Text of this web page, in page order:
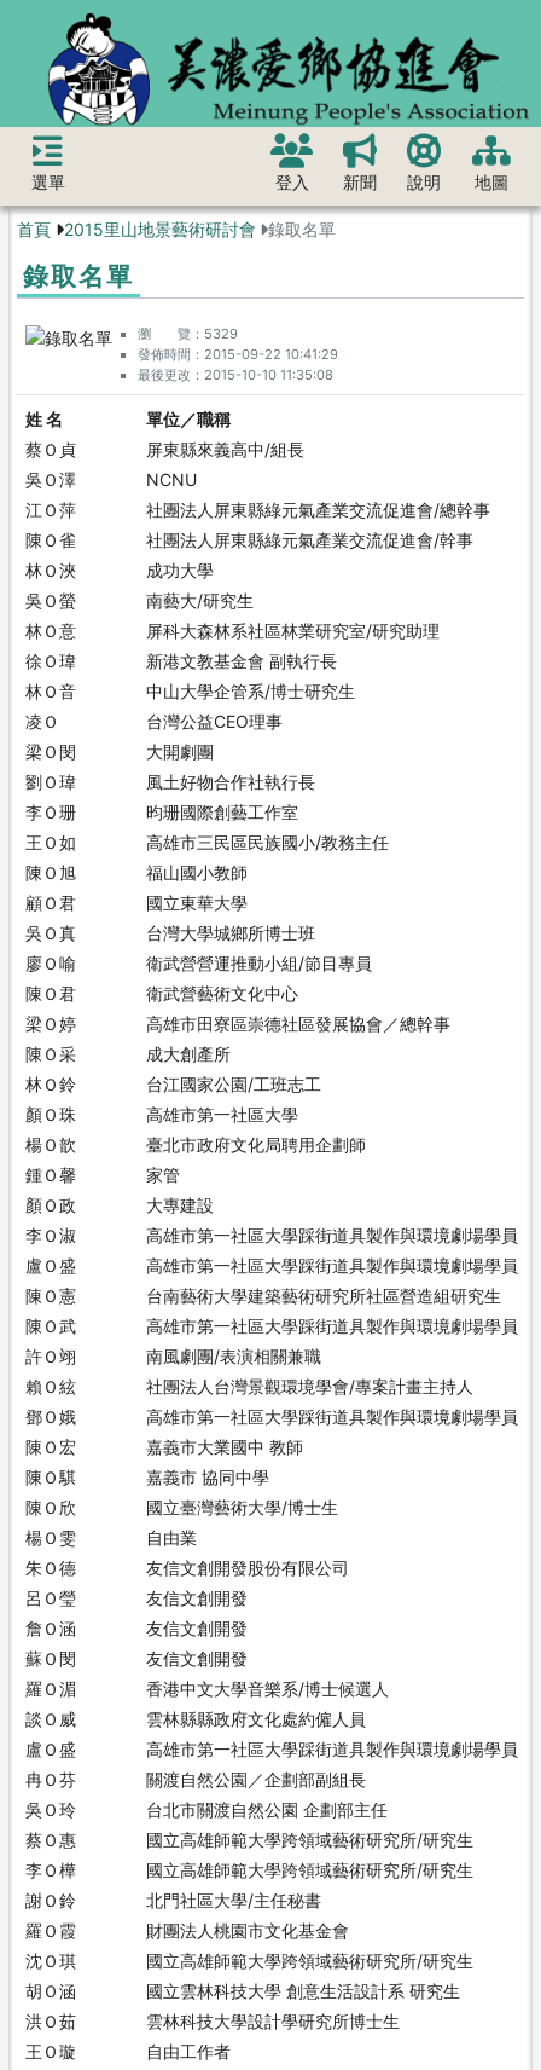
選單 登入 新聞 說明 地圖
首頁 2015里山地景藝術研討會 錄取名單
錄取名單
瀏 覽
5329
發佈時間
2015-09-22 10:41:29
最後更改
2015-10-10 11:35:08
姓 名
單位／職稱
蔡Ｏ貞
屏東縣來義高中/組長
吳Ｏ澤
NCNU
江Ｏ萍
社團法人屏東縣綠元氣產業交流促進會/總幹事
陳Ｏ雀
社團法人屏東縣綠元氣產業交流促進會/幹事
林Ｏ浹
成功大學
吳Ｏ螢
南藝大/研究生
林Ｏ意
屏科大森林系社區林業研究室/研究助理
徐Ｏ瑋
新港文教基金會 副執行長
林Ｏ音
中山大學企管系/博士研究生
凌Ｏ
台灣公益CEO理事
梁Ｏ閔
大開劇團
劉Ｏ瑋
風土好物合作社執行長
李Ｏ珊
昀珊國際創藝工作室
王Ｏ如
高雄市三民區民族國小/教務主任
陳Ｏ旭
福山國小教師
顧Ｏ君
國立東華大學
吳Ｏ真
台灣大學城鄉所博士班
廖Ｏ喻
衛武營營運推動小組/節目專員
陳Ｏ君
衛武營藝術文化中心
梁Ｏ婷
高雄市田寮區崇德社區發展協會／總幹事
陳Ｏ采
成大創產所
林Ｏ鈴
台江國家公園/工班志工
顏Ｏ珠
高雄市第一社區大學
楊Ｏ歆
臺北市政府文化局聘用企劃師
鍾Ｏ馨
家管
顏Ｏ政
大專建設
李Ｏ淑
高雄市第一社區大學踩街道具製作與環境劇場學員
盧Ｏ盛
高雄市第一社區大學踩街道具製作與環境劇場學員
陳Ｏ憲
台南藝術大學建築藝術研究所社區營造組研究生
陳Ｏ武
高雄市第一社區大學踩街道具製作與環境劇場學員
許Ｏ翊
南風劇團/表演相關兼職
賴Ｏ絃
社團法人台灣景觀環境學會/專案計畫主持人
鄧Ｏ娥
高雄市第一社區大學踩街道具製作與環境劇場學員
陳Ｏ宏
嘉義市大業國中 教師
陳Ｏ騏
嘉義市 協同中學
陳Ｏ欣
國立臺灣藝術大學/博士生
楊Ｏ雯
自由業
朱Ｏ德
友信文創開發股份有限公司
呂Ｏ瑩
友信文創開發
詹Ｏ涵
友信文創開發
蘇Ｏ閔
友信文創開發
羅Ｏ湄
香港中文大學音樂系/博士候選人
談Ｏ威
雲林縣縣政府文化處約僱人員
盧Ｏ盛
高雄市第一社區大學踩街道具製作與環境劇場學員
冉Ｏ芬
關渡自然公園／企劃部副組長
吳Ｏ玲
台北市關渡自然公園 企劃部主任
蔡Ｏ惠
國立高雄師範大學跨領域藝術研究所/研究生
李Ｏ樺
國立高雄師範大學跨領域藝術研究所/研究生
謝Ｏ鈴
北門社區大學/主任秘書
羅Ｏ霞
財團法人桃園市文化基金會
沈Ｏ琪
國立高雄師範大學跨領域藝術研究所/研究生
胡Ｏ涵
國立雲林科技大學 創意生活設計系 研究生
洪Ｏ茹
雲林科技大學設計學研究所博士生
王Ｏ璇
自由工作者